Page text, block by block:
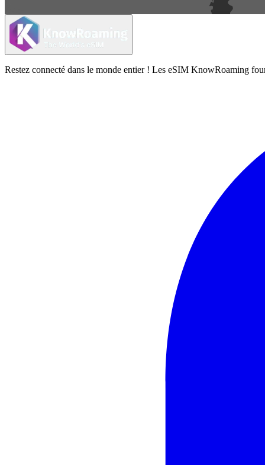
Restez connecté dans le monde entier ! Les eSIM KnowRoaming